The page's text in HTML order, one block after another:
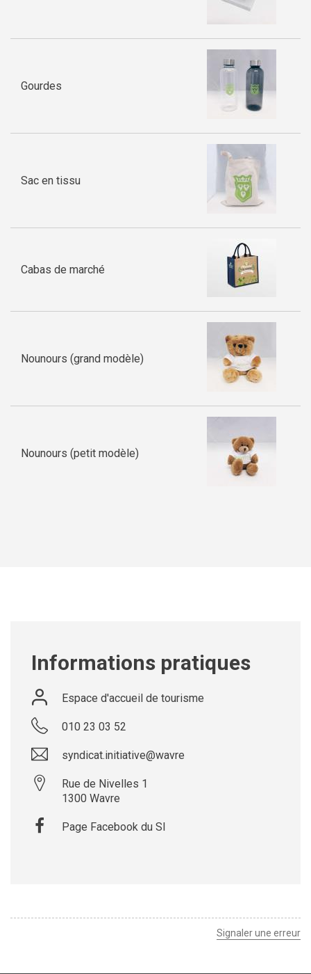
Gourdes
Sac en tissu
Cabas de marché
Nounours (grand modèle)
Nounours (petit modèle)
Informations pratiques
Espace d'accueil de tourisme
010 23 03 52
syndicat.initiative@wavre
Rue de Nivelles 1
1300 Wavre
Page Facebook du SI
−
Signaler une erreur